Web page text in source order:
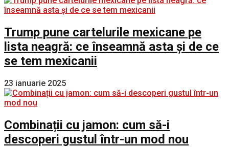
Trump pune cartelurile mexicane pe
lista neagră: ce înseamnă asta și de ce
se tem mexicanii
23 ianuarie 2025
Combinații cu jamon: cum să-i
descoperi gustul într-un mod nou